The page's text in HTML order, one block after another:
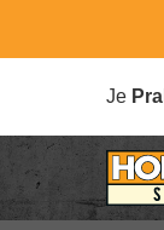
Je